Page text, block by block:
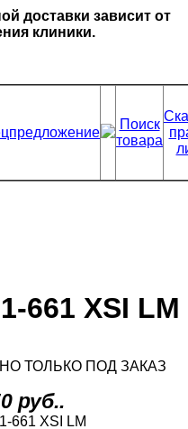
доставки зависит от
клиники.
Поиск
товара
661 ХSI LM
ТОЛЬКО ПОД ЗАКАЗ
руб..